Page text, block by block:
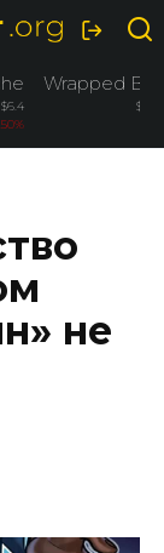
$6.4
Wrapped
не